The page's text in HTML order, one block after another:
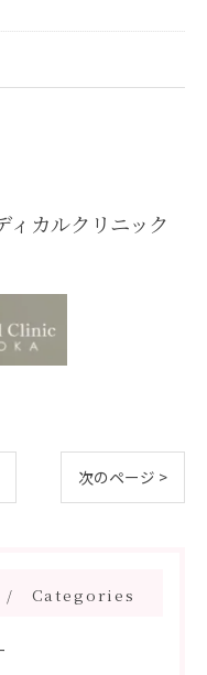
ィカルクリニック
次のページ >
Categories